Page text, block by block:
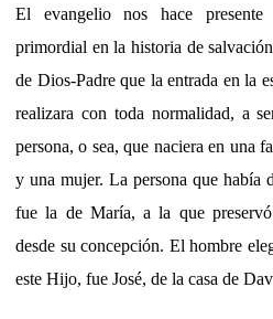
El evangelio nos hace
primordial en la historia de
de Dios-Padre que la entrada en la
realizara con toda normalidad, a
persona, o sea, que naciera en una
y una mujer. La persona que había
fue la de María, a la que
desde su concepción. El hombre
este Hijo, fue José, de la casa de